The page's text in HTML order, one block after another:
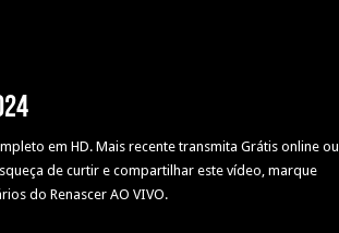
em HD. Mais recente transmita Grátis online ou
de curtir e compartilhar este vídeo, marque
do Renascer AO VIVO.